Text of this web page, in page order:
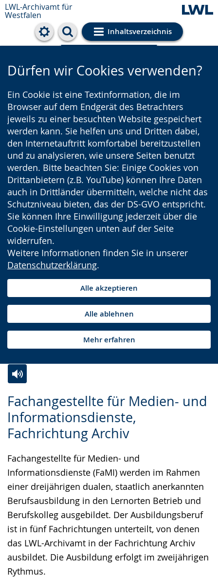
LWL-Archivamt für
Westfalen
Inhaltsverzeichnis
Cookie-Einstellungen
Dürfen wir Cookies verwenden?
Ein Cookie ist eine Textinformation, die im
Browser auf dem Endgerät des Betrachters
jeweils zu einer besuchten Website gespeichert
werden kann. Sie helfen uns und Dritten dabei,
den Internetauftritt komfortabel bereitzustellen
und zu analysieren, wie unsere Seiten benutzt
werden. Bitte beachten Sie: Einige Cookies von
Drittanbietern (z.B. YouTube) können Ihre Daten
auch in Drittländer übermitteln, welche nicht das
Schutzniveau bieten, das der DS-GVO entspricht.
Sie können Ihre Einwilligung jederzeit über die
Cookie-Einstellungen unten auf der Seite
widerrufen.
Weitere Informationen finden Sie in unserer
Datenschutzerklärung.
Alle akzeptieren
Alle ablehnen
Mehr erfahren
Fachangestellte für Medien- und
Informationsdienste,
Fachrichtung Archiv
Fachangestellte für Medien- und
Informationsdienste (FaMI) werden im Rahmen
einer dreijährigen dualen, staatlich anerkannten
Berufsausbildung in den Lernorten Betrieb und
Berufskolleg ausgebildet. Der Ausbildungsberuf
ist in fünf Fachrichtungen unterteilt, von denen
das LWL-Archivamt in der Fachrichtung Archiv
ausbildet. Die Ausbildung erfolgt im zweijährigen
Rythmus.
Leichten
Sprache
wechseln.
Audio-
Unterstützung.
Video
in
Deutscher
wird
angezeigt.